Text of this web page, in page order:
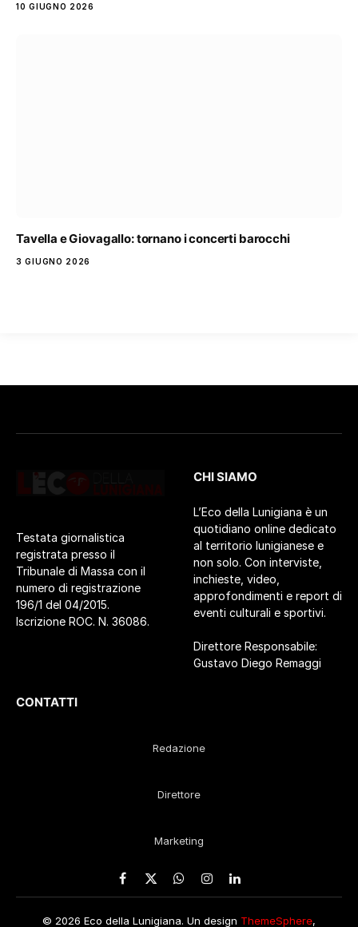
10 GIUGNO 2026
Tavella e Giovagallo: tornano i concerti barocchi
3 GIUGNO 2026
Testata giornalistica
registrata presso il
Tribunale di Massa con il
numero di registrazione
196/1 del 04/2015.
Iscrizione ROC. N. 36086.
CHI SIAMO
L’Eco della Lunigiana è un
quotidiano online dedicato
al territorio lunigianese e
non solo. Con interviste,
inchieste, video,
approfondimenti e report di
eventi culturali e sportivi.
Direttore Responsabile:
Gustavo Diego Remaggi
CONTATTI
Redazione
Direttore
Marketing
Facebook
X
WhatsApp
Instagram
LinkedIn
© 2026 Eco della Lunigiana. Un design ThemeSphere,